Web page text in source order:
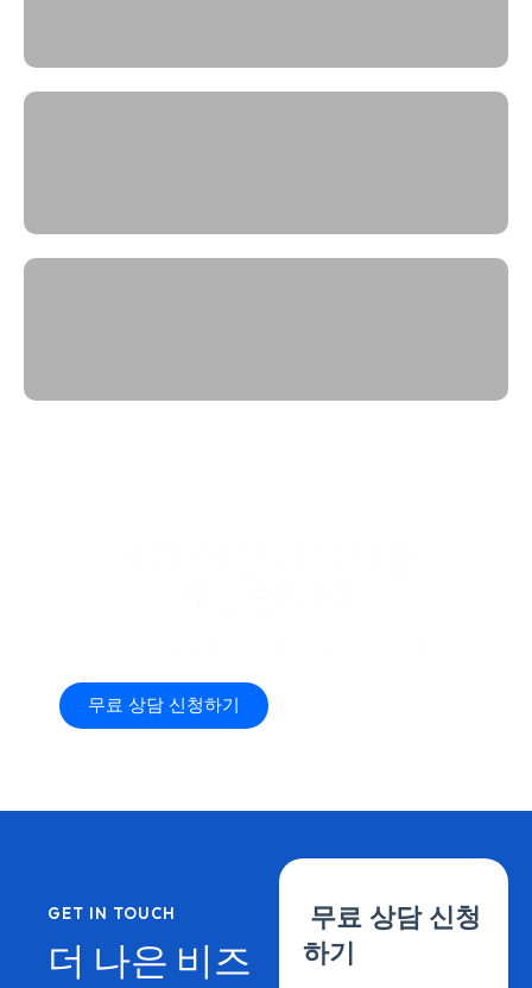
무료 상담 신청하기
GET IN TOUCH
더 나은 비즈